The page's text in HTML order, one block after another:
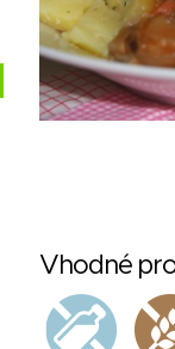
Vhodné